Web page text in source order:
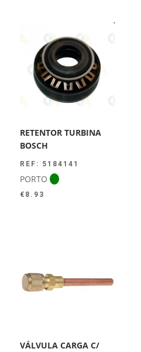
RETENTOR TURBINA
BOSCH
REF: 5184141
PORTO
€ 8.93
VÁLVULA CARGA C/